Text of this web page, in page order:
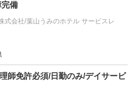
備
式会社/葉山うみのホテル サービスレ
師免許必須/日勤のみ/デイサービ